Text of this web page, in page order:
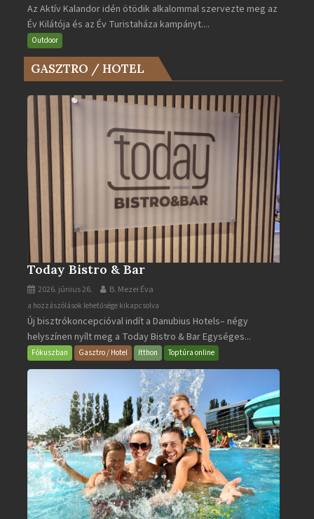
Év
Kilátója
és
az
Év
bejegyzéshez
Az Aktív Kalandor idén ötödik alkalommal szervezte meg az
Év Kilátója és az Év Turistaháza kampányt....
Outdoor
GASZTRO / HOTEL
Today Bistro & Bar
2026. június 26. B. Mezei Éva
Today
Bistro
&
Bar
bejegyzéshez
a hozzászólások lehetősége kikapcsolva
Új bisztrókoncepcióval indít a Danubius Hotels– négy
helyszínen nyílt meg a Today Bistro & Bar Egységes...
Fókuszban Gasztro / Hotel Itthon Toptúra online